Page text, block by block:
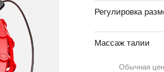
Регулировка
Массаж талии
Обычная